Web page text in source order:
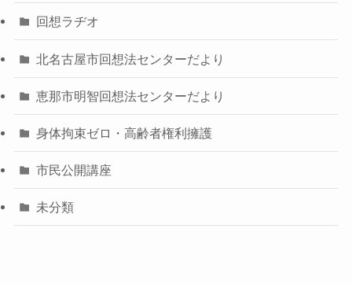
回想ラヂオ
北名古屋市回想法センターだより
恵那市明智回想法センターだより
身体拘束ゼロ・高齢者権利擁護
市民公開講座
未分類